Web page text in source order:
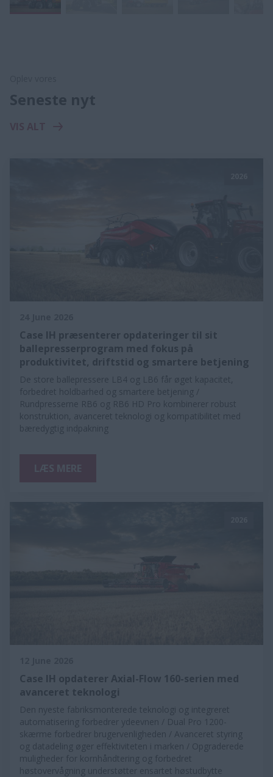
Seneste nyt
Case IH præsenterer opdateringer til sit
ballepresserprogram med fokus på
produktivitet, driftstid og smartere betjening
De store ballepressere LB4 og LB6 får øget kapacitet,
forbedret holdbarhed og smartere betjening /
Rundpresserne RB6 og RB6 HD Pro kombinerer robust
konstruktion, avanceret teknologi og kompatibilitet med
bæredygtig indpakning
Case IH opdaterer Axial-Flow 160-serien med
avanceret teknologi
Den nyeste fabriksmonterede teknologi og integreret
automatisering forbedrer ydeevnen / Dual Pro 1200-
skærme forbedrer brugervenligheden / Avanceret styring
og datadeling øger effektiviteten i marken / Opgraderede
muligheder for kornhåndtering og forbedret
høstovervågning understøtter ensartet høstudbytte